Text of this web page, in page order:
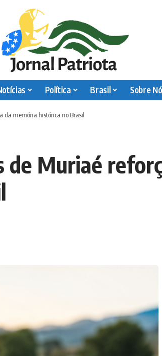
Política Brasil Sobre
da memória histórica no Brasil
de Muriaé